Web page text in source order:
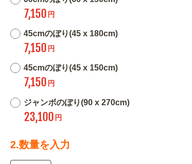
7,150 円
45cmのぼり(45 x 180cm)
7,150 円
45cmのぼり(45 x 150cm)
7,150 円
ジャンボのぼり(90 x 270cm)
23,100 円
2.数量を入力